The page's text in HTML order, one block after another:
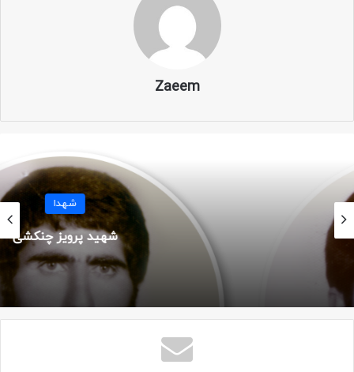
تصاویر
Zaeem
شهدا
شهید پرویز چنکشی